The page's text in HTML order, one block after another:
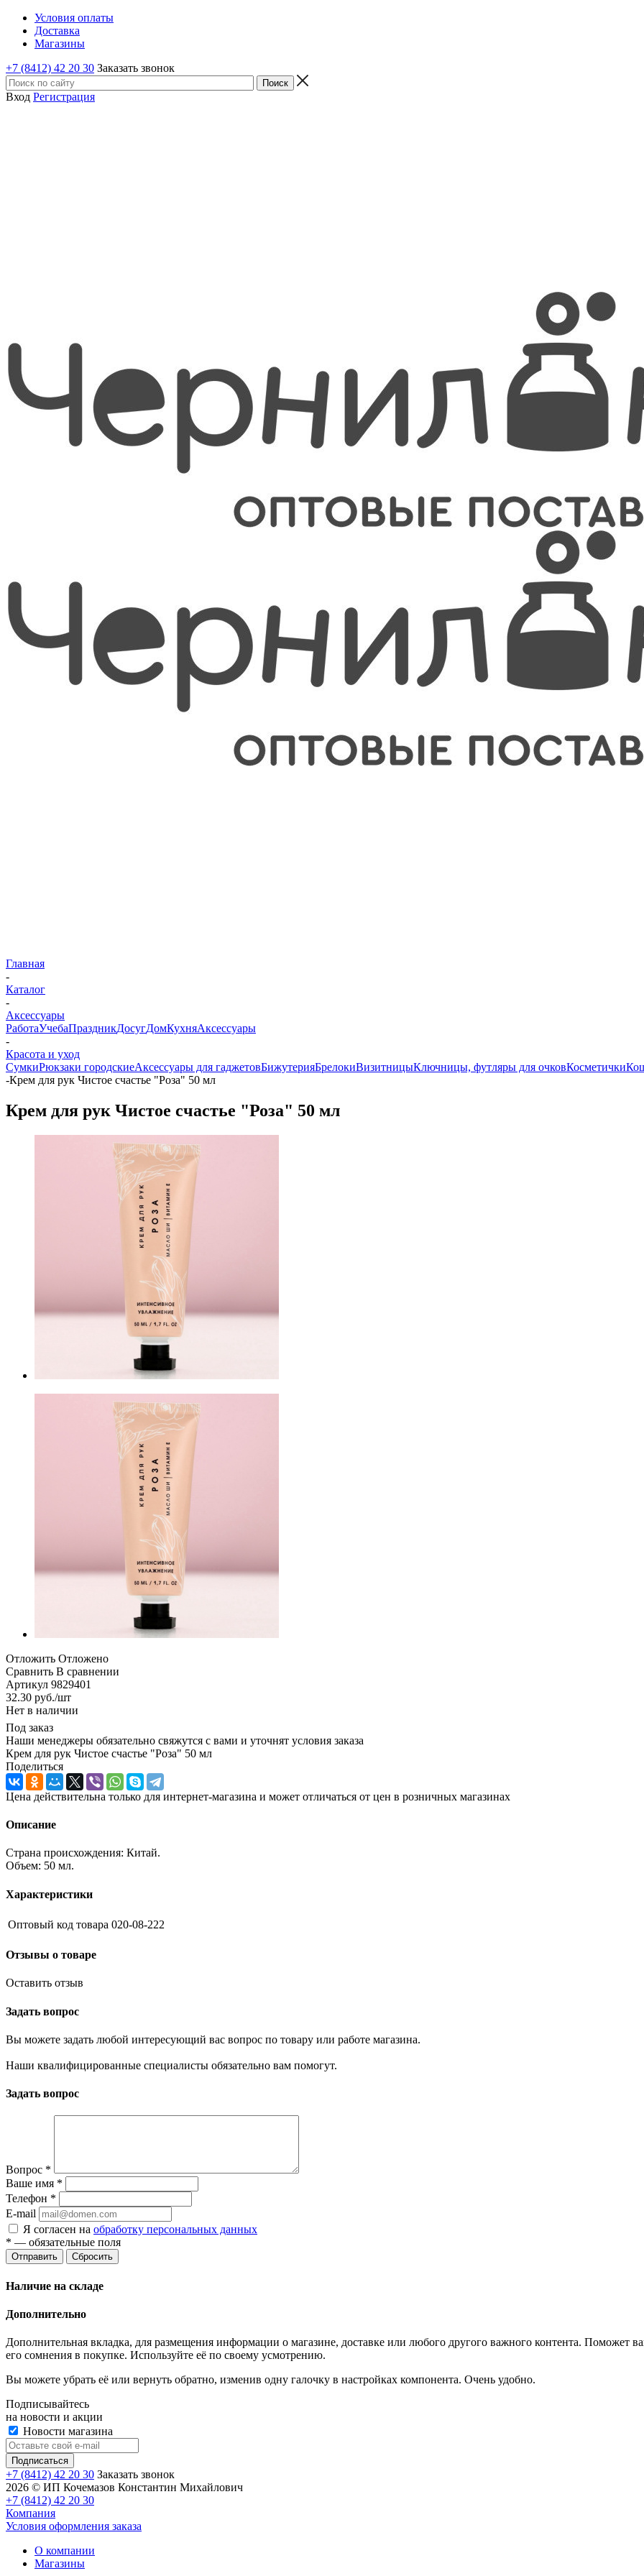
Условия оплаты
Доставка
Магазины
+7 (8412) 42 20 30 Заказать звонок
Вход Регистрация
Главная
-
Каталог
-
Аксессуары
РаботаУчебаПраздникДосугДомКухняАксессуары
-
Красота и уход
СумкиРюкзаки городскиеАксессуары для гаджетовБижутерияБрелокиВизитницыКлючницы, футляры для очковКосметички
-Крем для рук Чистое счастье "Роза" 50 мл
Крем для рук Чистое счастье "Роза" 50 мл
Отложить Отложено
Сравнить В сравнении
Артикул 9829401
32.30 руб./шт
Нет в наличии
Под заказ
Наши менеджеры обязательно свяжутся с вами и уточнят условия заказа
Крем для рук Чистое счастье "Роза" 50 мл
Поделиться
Цена действительна только для интернет-магазина и может отличаться от цен в розничных магазинах
Описание
Страна происхождения: Китай.
Объем: 50 мл.
Характеристики
Оптовый код товара 020-08-222
Отзывы о товаре
Оставить отзыв
Задать вопрос
Вы можете задать любой интересующий вас вопрос по товару или работе магазина.
Наши квалифицированные специалисты обязательно вам помогут.
Задать вопрос
Вопрос *
Ваше имя *
Телефон *
E-mail
Я согласен на обработку персональных данных
* — обязательные поля
Отправить Сбросить
Наличие на складе
Дополнительно
Дополнительная вкладка, для размещения информации о магазине, доставке или любого другого важного контента. Поможет
его сомнения в покупке. Используйте её по своему усмотрению.
Вы можете убрать её или вернуть обратно, изменив одну галочку в настройках компонента. Очень удобно.
Подписывайтесь
на новости и акции
Новости магазина
+7 (8412) 42 20 30 Заказать звонок
2026 © ИП Кочемазов Константин Михайлович
+7 (8412) 42 20 30
Компания
Условия оформления заказа
О компании
Магазины